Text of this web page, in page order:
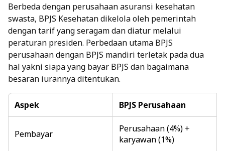
Berbeda dengan perusahaanasuransi kesehatan
swasta, BPJS Kesehatan dikelola oleh pemerintah
dengan tarif yang seragam dan diatur melalui
peraturan presiden. Perbedaan utama BPJS
perusahaan dengan BPJS mandiri terletak pada dua
hal yakni siapa yang bayar BPJS dan bagaimana
besaran iurannya ditentukan.
Aspek BPJS Perusahaan
Pembayar
Perusahaan (4%) +
karyawan (1%)